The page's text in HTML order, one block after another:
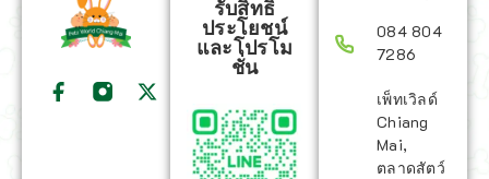
รับสิทธิ
ประโยชน์
และโปรโม
ชั่น
084 804
7286
เพ็ทเวิลด์
Chiang
Mai,
ตลาดสัตว์